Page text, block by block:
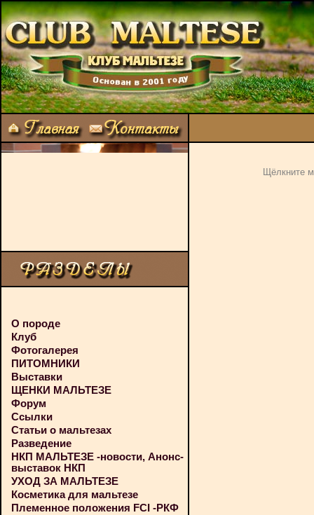
О породе
Клуб
Фотогалерея
ПИТОМНИКИ
Выставки
ЩЕНКИ МАЛЬТЕЗЕ
Форум
Ссылки
Статьи о мальтезах
Разведение
НКП МАЛЬТЕЗЕ -новости, Анонс-
выставок НКП
УХОД ЗА МАЛЬТЕЗЕ
Косметика для мальтезе
Племенное положения FCI -РКФ
Щёлкните